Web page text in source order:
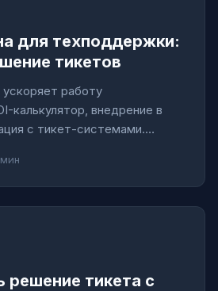
для техподдержки:
тикетов
ускоряет работу
калькулятор, внедрение в
с тикет-системами.
решение тикета с